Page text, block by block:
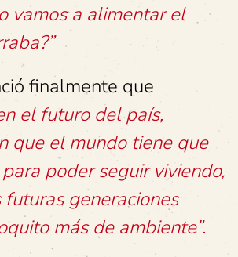
vamos a alimentar el
finalmente que
el futuro del país,
que el mundo tiene que
poder seguir viviendo,
generaciones
más de ambiente”.